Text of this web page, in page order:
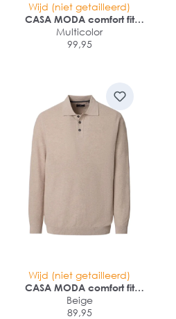
Wijd (niet getailleerd)
CASA MODA comfort fit
polo lange mouw
Multicolor
99,95
Wijd (niet getailleerd)
CASA MODA comfort fit
heren polo lange mouw
Beige
89,95